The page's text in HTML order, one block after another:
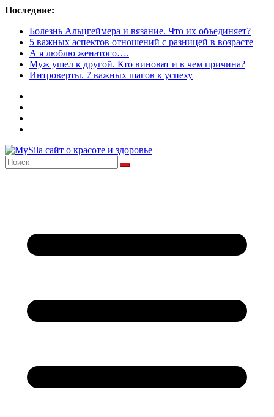
Перейти
содержимому
Последние:
Болезнь Альцгеймера и вязание. Что их объединяет?
5 важных аспектов отношений с разницей в возрасте
А я люблю женатого….
Муж ушел к другой. Кто виноват и в чем причина?
Интроверты. 7 важных шагов к успеху